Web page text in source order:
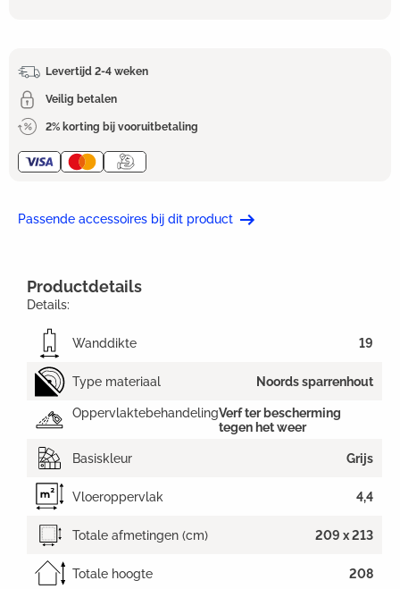
Levertijd 2-4 weken
Veilig betalen
2% korting bij vooruitbetaling
Passende accessoires bij dit product
Productdetails
Details:
Wanddikte 19
Type materiaal Noords sparrenhout
OppervlaktebehandelingVerf ter bescherming
tegen het weer
Basiskleur Grijs
Vloeroppervlak 4,4
Totale afmetingen (cm) 209 x 213
Totale hoogte 208